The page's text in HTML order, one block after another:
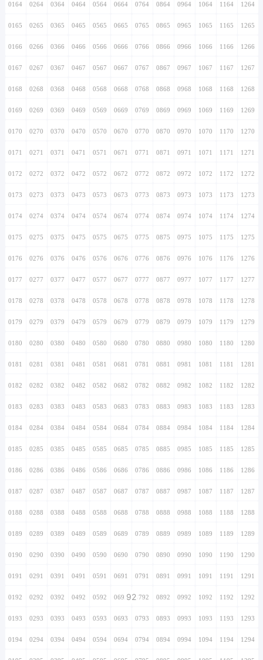
0164 0264 0364 0464 0564 0664 0764 0864 0964 1064 1164 1264
0165 0265 0365 0465 0565 0665 0765 0865 0965 1065 1165 1265
0166 0266 0366 0466 0566 0666 0766 0866 0966 1066 1166 1266
0167 0267 0367 0467 0567 0667 0767 0867 0967 1067 1167 1267
0168 0268 0368 0468 0568 0668 0768 0868 0968 1068 1168 1268
0169 0269 0369 0469 0569 0669 0769 0869 0969 1069 1169 1269
0170 0270 0370 0470 0570 0670 0770 0870 0970 1070 1170 1270
0171 0271 0371 0471 0571 0671 0771 0871 0971 1071 1171 1271
0172 0272 0372 0472 0572 0672 0772 0872 0972 1072 1172 1272
0173 0273 0373 0473 0573 0673 0773 0873 0973 1073 1173 1273
0174 0274 0374 0474 0574 0674 0774 0874 0974 1074 1174 1274
0175 0275 0375 0475 0575 0675 0775 0875 0975 1075 1175 1275
0176 0276 0376 0476 0576 0676 0776 0876 0976 1076 1176 1276
0177 0277 0377 0477 0577 0677 0777 0877 0977 1077 1177 1277
0178 0278 0378 0478 0578 0678 0778 0878 0978 1078 1178 1278
0179 0279 0379 0479 0579 0679 0779 0879 0979 1079 1179 1279
0180 0280 0380 0480 0580 0680 0780 0880 0980 1080 1180 1280
0181 0281 0381 0481 0581 0681 0781 0881 0981 1081 1181 1281
0182 0282 0382 0482 0582 0682 0782 0882 0982 1082 1182 1282
0183 0283 0383 0483 0583 0683 0783 0883 0983 1083 1183 1283
0184 0284 0384 0484 0584 0684 0784 0884 0984 1084 1184 1284
0185 0285 0385 0485 0585 0685 0785 0885 0985 1085 1185 1285
0186 0286 0386 0486 0586 0686 0786 0886 0986 1086 1186 1286
0187 0287 0387 0487 0587 0687 0787 0887 0987 1087 1187 1287
0188 0288 0388 0488 0588 0688 0788 0888 0988 1088 1188 1288
0189 0289 0389 0489 0589 0689 0789 0889 0989 1089 1189 1289
0190 0290 0390 0490 0590 0690 0790 0890 0990 1090 1190 1290
0191 0291 0391 0491 0591 0691 0791 0891 0991 1091 1191 1291
0192 0292 0392 0492 0592 0692920792 0892 0992 1092 1192 1292
0193 0293 0393 0493 0593 0693 0793 0893 0993 1093 1193 1293
0194 0294 0394 0494 0594 0694 0794 0894 0994 1094 1194 1294